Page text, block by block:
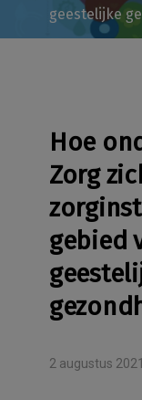
geestelijke
Hoe
Zorg
gebied
2 augustus 2021